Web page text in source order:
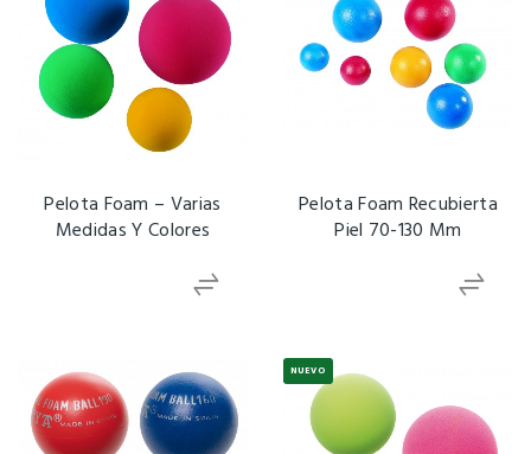
Pelota Foam – Varias
Medidas Y Colores
Pelota Foam Recubierta
Piel 70-130 Mm
NUEVO